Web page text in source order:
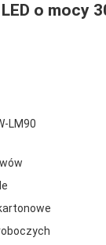
o mocy
LM90